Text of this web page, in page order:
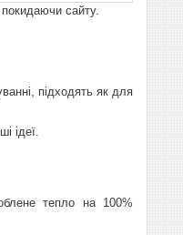
сайту.
підходять як для
ідеї.
тепло на 100%